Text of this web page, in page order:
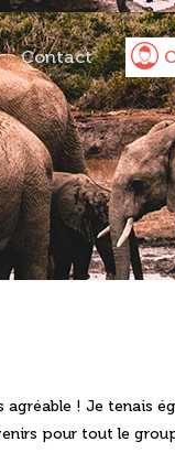
Contact
de
agréable ! Je tenais
pour tout le